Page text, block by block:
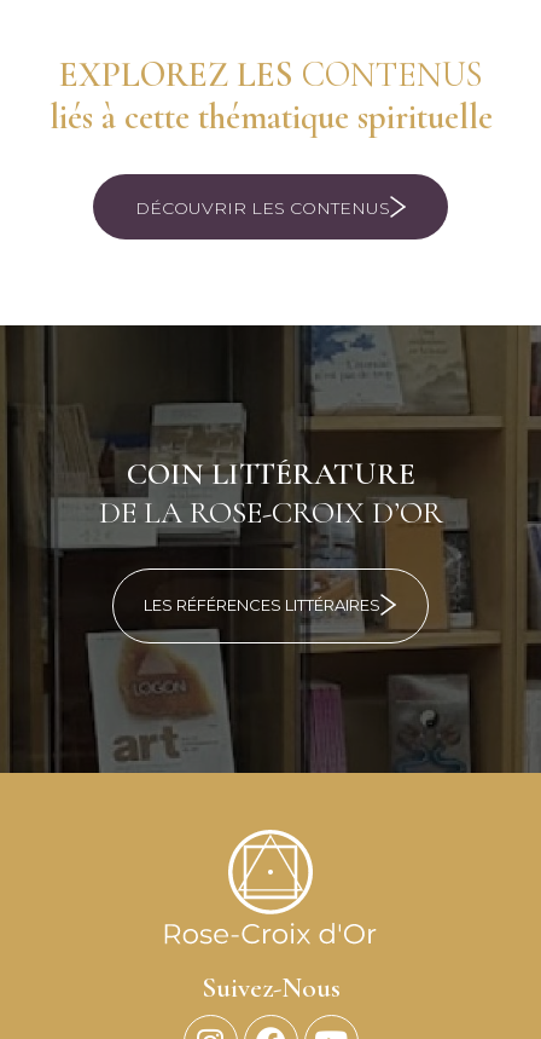
EXPLOREZ LES CONTENUS
liés à cette thématique spirituelle
DÉCOUVRIR LES CONTENUS
COIN LITTÉRATURE
DE LA ROSE-CROIX D’OR
LES RÉFÉRENCES LITTÉRAIRES
Suivez-Nous